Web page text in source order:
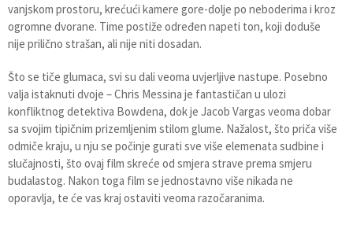
vanjskom prostoru, krećući kamere gore-dolje po neboderima i kroz
ogromne dvorane. Time postiže određen napeti ton, koji doduše
nije prilično strašan, ali nije niti dosadan.
Što se tiče glumaca, svi su dali veoma uvjerljive nastupe. Posebno
valja istaknuti dvoje – Chris Messina je fantastičan u ulozi
konfliktnog detektiva Bowdena, dok je Jacob Vargas veoma dobar
sa svojim tipičnim prizemljenim stilom glume. Nažalost, što priča više
odmiče kraju, u nju se počinje gurati sve više elemenata sudbine i
slučajnosti, što ovaj film skreće od smjera strave prema smjeru
budalastog. Nakon toga film se jednostavno više nikada ne
oporavlja, te će vas kraj ostaviti veoma razočaranima.